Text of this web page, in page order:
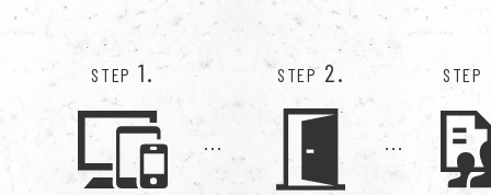
STEP 1. STEP 2. STEP